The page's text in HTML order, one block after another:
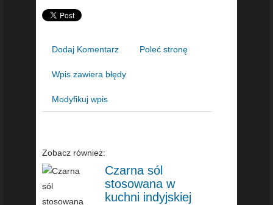
Dodaj Komentarz Poleć stronę
Wpis zawiera błędy
Modyfikuj wpis
Zobacz również:
Czarna sól
stosowana w
kuchni indyjskiej